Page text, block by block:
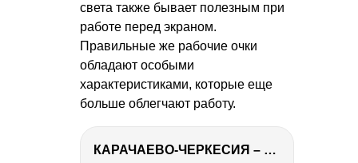
света также бывает полезным при
работе перед экраном.
Правильные же рабочие очки
обладают особыми
характеристиками, которые еще
больше облегчают работу.
КАРАЧАЕВО-ЧЕРКЕСИЯ – ПУТЕШЕСТВИЕ НА КАВКАЗ часть 2